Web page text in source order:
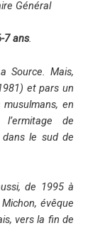
Général
7 ans.
Source. Mais,
et pars un
en
de
le sud de
de 1995 à
évêque
vers la fin de